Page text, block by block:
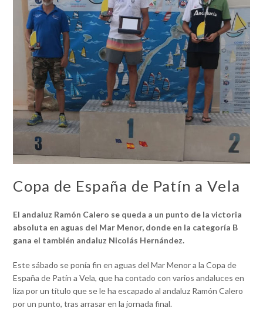
Copa de España de Patín a Vela
El andaluz Ramón Calero se queda a un punto de la victoria
absoluta en aguas del Mar Menor, donde en la categoría B
gana el también andaluz Nicolás Hernández.
Este sábado se ponía fin en aguas del Mar Menor a la Copa de
España de Patín a Vela, que ha contado con varios andaluces en
liza por un título que se le ha escapado al andaluz Ramón Calero
por un punto, tras arrasar en la jornada final.